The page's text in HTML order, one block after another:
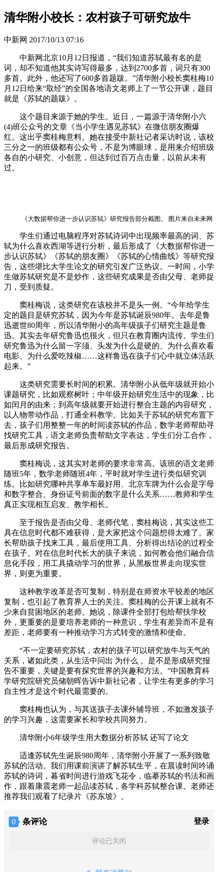
清华附小校长：农村孩子可研究放牛
中新网 2017/10/13 07:16
中新网北京10月12日报道，“我们知道苏轼最有名的是
词，却不知道他其实诗写得最多，达到2700多首，词只有300
多首。此外，他还写了600多首题跋。”清华附小校长窦桂梅10
月12日给来“取经”的全国各地语文老师上了一节公开课，题目
就是《苏轼的题跋》。
这个题目来源于她的学生。近日，一篇源于清华附小六
(4)班公众号的文章《当小学生遇见苏轼》在微信朋友圈爆
红。这出乎窦桂梅意料。她在接受中新社记者采访时说，该校
三分之一的班级都有公众号，不是为博眼球，是用来介绍班级
各自的小研究、小创意，但达到过百万点击量，以前从未有
过。
《大数据帮你进一步认识苏轼》研究报告部分截图。 图片来自未来网
学生们通过电脑程序对苏轼诗词中出现频率最高的词、苏
轼为什么喜欢西湖等进行分析，最后形成了《大数据帮你进一
步认识苏轼》《苏轼的朋友圈》《苏轼的心情曲线》等研究报
告，这些堪比大学生论文的研究引发广泛热议。一时间，小学
生做苏轼研究是不是炒作，这些研究成果是否由父母、老师捉
刀，受到质疑。
窦桂梅说，这类研究在该校并不是头一例。“今年给学生
定的题目是研究苏轼，因为今年是苏轼诞辰980年。去年是鲁
迅逝世80周年，所以清华附小的高年级孩子们研究主题是鲁
迅。其实去年研究鲁迅也很火，但只在教育圈内流传。学生们
研究鲁迅为什么留一字须、头发为什么是硬的、为什么喜欢看
电影、为什么爱吃辣椒……这样鲁迅在孩子们心中就立体活跃
起来。”
这类研究需要长时间的积累。清华附小从低年级就开始小
课题研究，比如观察树叶；中年级开始研究生活中的现象，比
如闰月的由来；到高年级就要开始进行整合主题的内容研究，
以人物带动作品，打通全科教学。比如关于苏轼的研究布置下
去，孩子们用整整一年的时间读苏轼的作品，数学老师帮助寻
找研究工具，语文老师负责帮助文字表达，学生们分工合作，
最后形成研究报告。
窦桂梅说，这其实对老师的要求非常高。该班的语文老师
随班5年，数学老师随班4年，平时就对学生进行类似研究训
练。比如研究哪种共享单车最好用、北京车牌为什么会是字母
和数字整合、身份证号前面的数字是什么关系……教师和学生
真正实现相互启发、教学相长。
至于报告是否由父母、老师代笔，窦桂梅说，其实这些工
具在信息时代都不难获得，是大家把这个问题想得太难了。家
长帮助孩子找来工具，最后使用工具、分析得出结论的过程全
在孩子。对在信息时代长大的孩子来说，如何教会他们融合信
息化手段，用工具撬动学习的世界，从黑板世界走向现实世
界，则更为重要。
这种教学改革是否可复制，特别是在师资水平较差的地区
复制，也引起了教育界人士的关注。窦桂梅的公开课上就有不
少来自贫困地区的老师。她说，除课件全部打包给帮扶学校
外，更重要的是要培养老师的一种意识，学生有差异而不是有
差距，老师要有一种推动学习方式转变的激情和使命。
“不一定要研究苏轼，农村的孩子可以研究放牛与天气的
关系，诸如此类，从生活中问出 为什么 。是不是形成研究报
告不重要，关键是要有探究世界的兴趣和方法。”中国教育科
学研究院研究员储朝晖告诉中新社记者，让学生有更多的学习
自主性才是这个时代最需要的。
窦桂梅也认为，与其送孩子去课外辅导班，不如激发孩子
的学习兴趣，这需要家长和学校共同努力。
清华附小6年级学生用大数据分析苏轼 还写了论文
适逢苏轼先生诞辰980周年，清华附小开展了一系列致敬
苏轼的活动。我们用课前演讲了解苏轼生平，在晨读时间吟诵
苏轼的诗词，暮省时间进行游戏飞花令，临摹苏轼的书法和画
作，跟着康震老师一起品读苏轼，各学科苏轼整合课。老师还
推荐我们观看了纪录片《苏东坡》。
0 条评论 登录
评论已关闭